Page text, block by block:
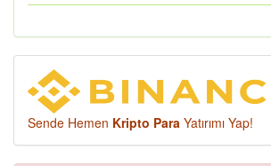
Sende Hemen Kripto Para Yatırımı Yap!